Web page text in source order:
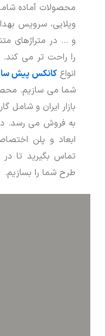
محصولات آماده
ویلایی، سرویس
و … در متراژهای
انواعکانکس پیش
شما می سازیم.
بازار ایران و شامل
به فروش می رسد.
ابعاد و پلن
تماس بگیرید تا
طرح شما را بسازیم.